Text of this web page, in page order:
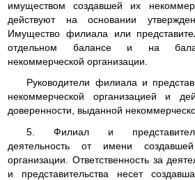
имуществом создавшей их
действуют на основании
Имущество филиала или
отдельном балансе и на
некоммерческой организации.
Руководители филиала и
некоммерческой организацией и
доверенности, выданной
5. Филиал и
деятельность от имени
организации. Ответственность за
и представительства несет